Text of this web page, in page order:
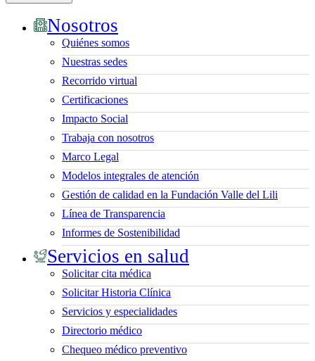
Nosotros
Quiénes somos
Nuestras sedes
Recorrido virtual
Certificaciones
Impacto Social
Trabaja con nosotros
Marco Legal
Modelos integrales de atención
Gestión de calidad en la Fundación Valle del Lili
Línea de Transparencia
Informes de Sostenibilidad
Servicios en salud
Solicitar cita médica
Solicitar Historia Clínica
Servicios y especialidades
Directorio médico
Chequeo médico preventivo